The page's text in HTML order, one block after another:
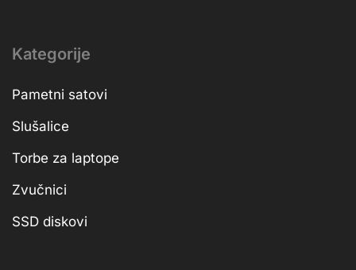
Kategorije
Pametni satovi
Slušalice
Torbe za laptope
Zvučnici
SSD diskovi